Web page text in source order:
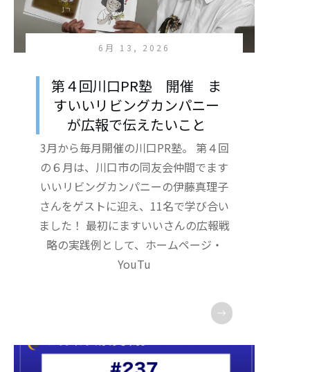
6月 13, 2026
第４回川口PR塾 開催 ま
すいいリビングカンパニー
が広報で伝えたいこと
3月から毎月開催の川口PR塾。 第４回
の６月は、川口市の同友会仲間でます
いいリビングカンパニーの伊藤真理子
さんをゲストに迎え、11名で学び合い
ました！ 最初にますいいさんの広報戦
略の実践例として、ホームページ・
YouTu